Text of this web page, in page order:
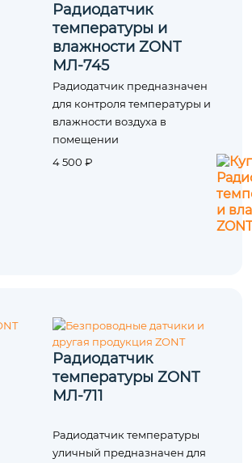
Радиодатчик
температуры и
влажности ZONT
МЛ-745
Радиодатчик предназначен
для контроля температуры и
влажности воздуха в
помещении
4 500 ₽
Радиодатчик
температуры ZONT
МЛ‑711
Радиодатчик температуры
уличный предназначен для